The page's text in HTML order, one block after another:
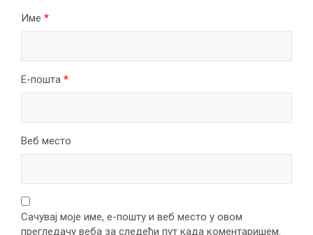
Име *
Е-пошта *
Веб место
Сачувај моје име, е-пошту и веб место у овом
прегледачу веба за следећи пут када коментаришем.